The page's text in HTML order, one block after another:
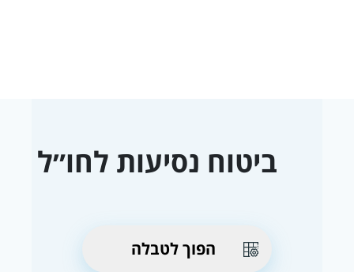
הפוך לטבלה
ביטוח נסיעות לחו״ל